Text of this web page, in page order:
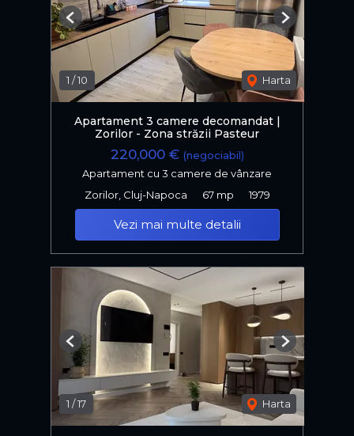
1 /10 Harta
Previous Next
Apartament 3 camere decomandat |
Zorilor - Zona străzii Pasteur
220,000 € (negociabil)
Apartament cu 3 camere de vânzare
Zorilor, Cluj-Napoca
67 mp 1979
Vezi mai multe detalii
1 /17 Harta
Previous Next